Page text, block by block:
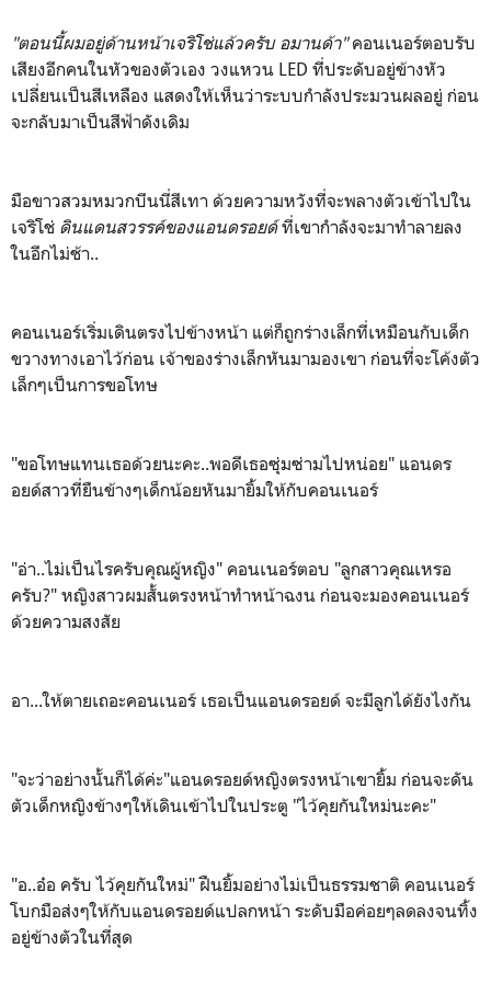
"ตอนนี้ผมอยู่ด้านหน้าเจริโช่แล้วครับ อมานด้า"คอนเนอร์ตอบรับ
เสียงอีกคนในหัวของตัวเอง วงแหวน LED ที่ประดับอยู่ข้างหัว
เปลี่ยนเป็นสีเหลือง แสดงให้เห็นว่าระบบกำลังประมวนผลอยู่ ก่อน
จะกลับมาเป็นสีฟ้าดังเดิม
มือขาวสวมหมวกบีนนี่สีเทา ด้วยความหวังที่จะพลางตัวเข้าไปใน
เจริโช่ ดินแดนสวรรค์ของแอนดรอยด์ที่เขากำลังจะมาทำลายลง
ในอีกไม่ช้า..
คอนเนอร์เริ่มเดินตรงไปข้างหน้า แต่ก็ถูกร่างเล็กที่เหมือนกับเด็ก
ขวางทางเอาไว้ก่อน เจ้าของร่างเล็กหันมามองเขา ก่อนที่จะโค้งตัว
เล็กๆเป็นการขอโทษ
"ขอโทษแทนเธอด้วยนะคะ..พอดีเธอซุ่มซ่ามไปหน่อย" แอนดร
อยด์สาวที่ยืนข้างๆเด็กน้อยหันมายิ้มให้กับคอนเนอร์
"อ่า..ไม่เป็นไรครับคุณผู้หญิง" คอนเนอร์ตอบ "ลูกสาวคุณเหรอ
ครับ?" หญิงสาวผมสั้นตรงหน้าทำหน้าฉงน ก่อนจะมองคอนเนอร์
ด้วยความสงสัย
อา...ให้ตายเถอะคอนเนอร์ เธอเป็นแอนดรอยด์ จะมีลูกได้ยังไงกัน
"จะว่าอย่างนั้นก็ได้ค่ะ"แอนดรอยด์หญิงตรงหน้าเขายิ้ม ก่อนจะดัน
ตัวเด็กหญิงข้างๆให้เดินเข้าไปในประตู "ไว้คุยกันใหม่นะคะ"
"อ..อ๋อ ครับ ไว้คุยกันใหม่" ฝืนยิ้มอย่างไม่เป็นธรรมชาติ คอนเนอร์
โบกมือส่งๆให้กับแอนดรอยด์แปลกหน้า ระดับมือค่อยๆลดลงจนทิ้ง
อยู่ข้างตัวในที่สุด